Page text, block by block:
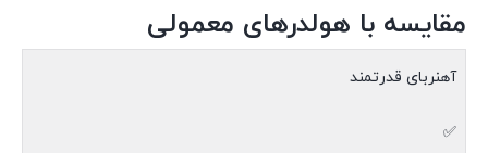
مقایسه با هولدرهای معمولی
آهنربای قدرتمند
✅